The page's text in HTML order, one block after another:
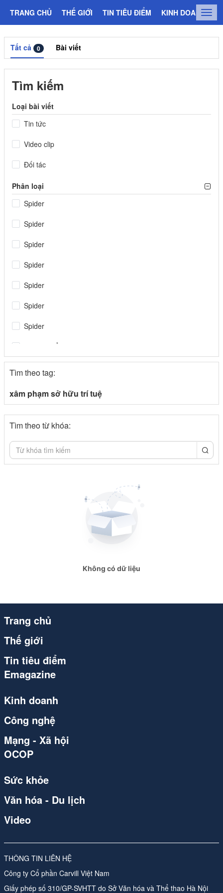
TRANG CHỦ THẾ GIỚI TIN TIÊU ĐIỂM KINH DOANH
Tất cả 0 Bài viết
Tìm kiếm
Loại bài viết
Tin tức
Video clip
Đối tác
Phân loại
Spider
Spider
Spider
Spider
Spider
Spider
Spider
Tin tiêu điểm
Spider
congthuong.vn
congthuong.vn
congthuong.vn
congthuong.vn
congthuong.vn
congthuong.vn
congthuong.vn
Spider
congthuong.vn
Spider
Spider
Spider
Tìm theo tag:
xâm phạm sở hữu trí tuệ
Tìm theo từ khóa:
Không có dữ liệu
THÔNG TIN LIÊN HỆ
Công ty Cổ phần Carvill Việt Nam
Giấy phép số 310/GP-SVHTT do Sở Văn hóa và Thể thao Hà Nội
Trang chủ
Thế giới
Tin tiêu điểm
Emagazine
Kinh doanh
Công nghệ
Mạng - Xã hội
OCOP
Sức khỏe
Văn hóa - Du lịch
Video